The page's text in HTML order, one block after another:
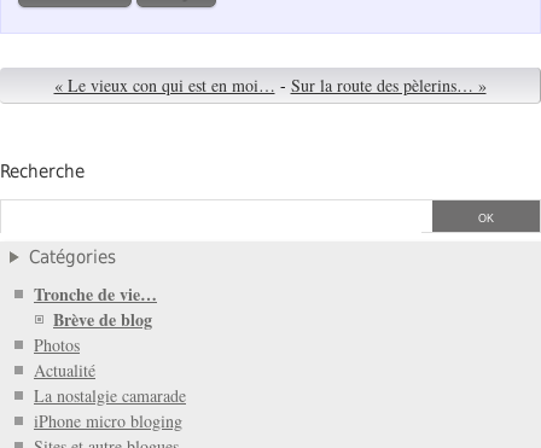
« Le vieux con qui est en moi… - Sur la route des pèlerins… »
Recherche
Catégories
Tronche de vie…
Brève de blog
Photos
Actualité
La nostalgie camarade
iPhone micro bloging